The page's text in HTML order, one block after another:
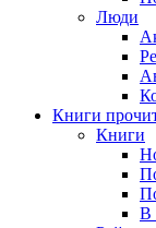
Люди
Книги
Книги
В